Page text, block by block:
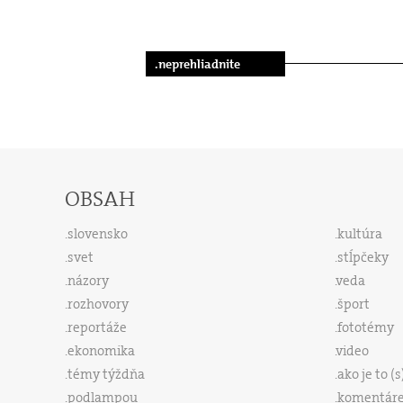
.neprehliadnite
OBSAH
slovensko
svet
názory
rozhovory
reportáže
ekonomika
témy týždňa
podlampou
kultúra
stĺpčeky
veda
šport
fototémy
video
ako je to
komentáre